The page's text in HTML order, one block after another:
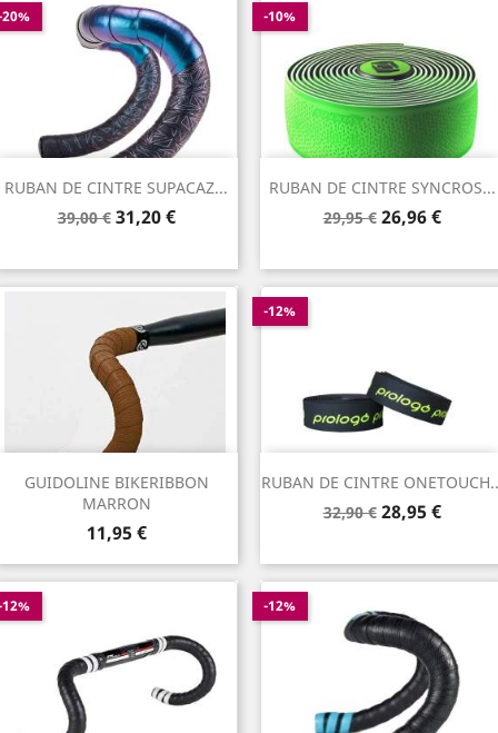
RUBAN DE CINTRE SUPACAZ...
Prix
39,00 € Prix
31,20 €
RUBAN DE CINTRE SYNCROS...
Prix
29,95 €
-10%
Prix
26,96 €
GUIDOLINE BIKERIBBON
MARRON
Prix
11,95 €
RUBAN DE CINTRE
Prix
32,90 €
-12%
Prix
28,95 €
-12%